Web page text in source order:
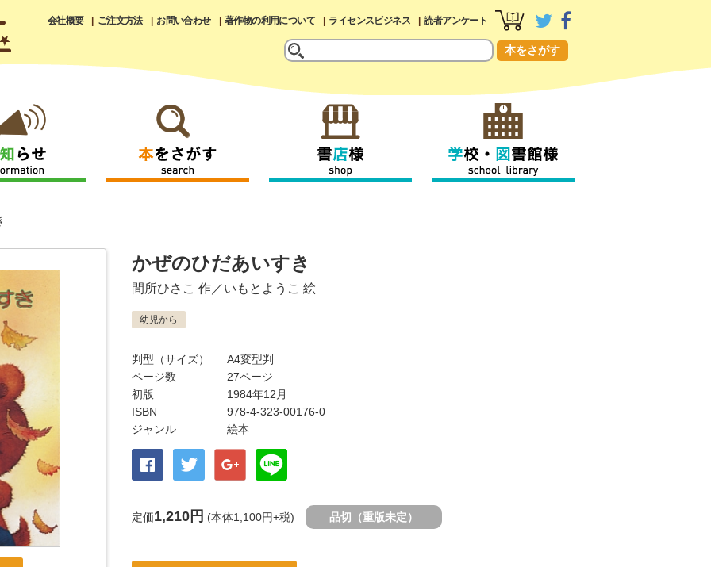
会社概要 ご注文方法 お問い合わせ 著作物の利用について ライセンスビジネス 読者アンケート
本をさがす
かぜのひだあいすき
間所ひさこ 作／いもとようこ 絵
幼児から
判型（サイズ）
A4変型判
ページ数
27ページ
初版
1984年12月
ISBN
978-4-323-00176-0
ジャンル
絵本
定価1,210円 (本体1,100円+税) 品切（重版未定）